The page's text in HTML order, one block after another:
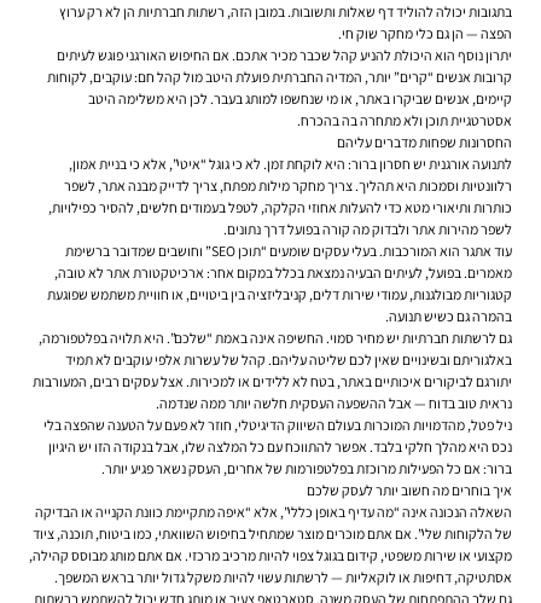
בתגובות יכולה להוליד דף שאלות ותשובות. במובן הזה, רשתות חברתיות הן לא רק ערוץ
הפצה — הן גם כלי מחקר שוק חי.
יתרון נוסף הוא היכולת להניע קהל שכבר מכיר אתכם. אם החיפוש האורגני פוגש לעיתים
קרובות אנשים “קרים” יותר, המדיה החברתית פועלת היטב מול קהל חם: עוקבים, לקוחות
קיימים, אנשים שביקרו באתר, או מי שנחשפו למותג בעבר. לכן היא משלימה היטב
אסטרטגיית תוכן ולא מתחרה בה בהכרח.
החסרונות שפחות מדברים עליהם
לתנועה אורגנית יש חסרון ברור: היא לוקחת זמן. לא כי גוגל “איטי”, אלא כי בניית אמון,
רלוונטיות וסמכות היא תהליך. צריך מחקר מילות מפתח, צריך לדייק מבנה אתר, לשפר
כותרות ותיאורי מטא כדי להעלות אחוזי הקלקה, לטפל בעמודים חלשים, להסיר כפילויות,
לשפר מהירות אתר ולבדוק מה קורה בפועל דרך נתונים.
עוד אתגר הוא המורכבות. בעלי עסקים שומעים “תוכן SEO” וחושבים שמדובר ברשימת
מאמרים. בפועל, לעיתים הבעיה נמצאת בכלל במקום אחר: ארכיטקטורת אתר לא טובה,
קטגוריות מבולגנות, עמודי שירות דלים, קניבליזציה בין ביטויים, או חוויית משתמש שפוגעת
בהמרה גם כשיש תנועה.
גם לרשתות חברתיות יש מחיר סמוי. החשיפה אינה באמת “שלכם”. היא תלויה בפלטפורמה,
באלגוריתם ובשינויים שאין לכם שליטה עליהם. קהל של עשרות אלפי עוקבים לא תמיד
יתורגם לביקורים איכותיים באתר, בטח לא ללידים או למכירות. אצל עסקים רבים, המעורבות
נראית טוב בדוח — אבל ההשפעה העסקית חלשה יותר ממה שנדמה.
ניל פטל, מהדמויות המוכרות בעולם השיווק הדיגיטלי, חוזר לא פעם על הטענה שהפצה בלי
נכס היא מהלך חלקי בלבד. אפשר להתווכח עם כל המלצה שלו, אבל בנקודה הזו יש היגיון
ברור: אם כל הפעילות מרוכזת בפלטפורמות של אחרים, העסק נשאר פגיע יותר.
איך בוחרים מה חשוב יותר לעסק שלכם
השאלה הנכונה אינה “מה עדיף באופן כללי”, אלא “איפה מתקיימת כוונת הקנייה או הבדיקה
של הלקוחות שלי”. אם אתם מוכרים מוצר שמתחיל בחיפוש השוואתי, כמו ביטוח, תוכנה, ציוד
מקצועי או שירות משפטי, קידום בגוגל צפוי להיות מרכיב מרכזי. אם אתם מותג מבוסס קהילה,
אסתטיקה, דחיפות או לוקאליות — לרשתות עשוי להיות משקל גדול יותר בראש המשפך.
גם שלב ההתפתחות של העסק משנה. סטארטאפ צעיר או מותג חדש יכול להשתמש ברשתות